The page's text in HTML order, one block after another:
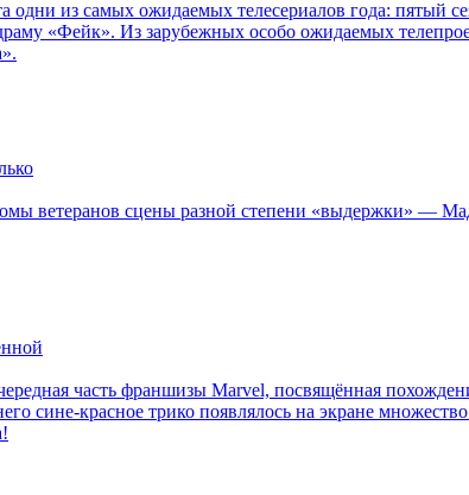
одни из самых ожидаемых телесериалов года: пятый
«Фейк». Из зарубежных особо ожидаемых
ветеранов сцены разной степени «выдержки» —
часть франшизы Marvel, посвящённая
сине-красное трико появлялось на экране